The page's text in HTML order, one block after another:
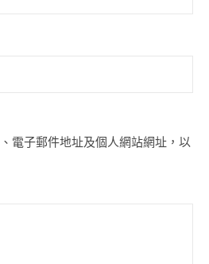
電子郵件地址及個人網站網址，以